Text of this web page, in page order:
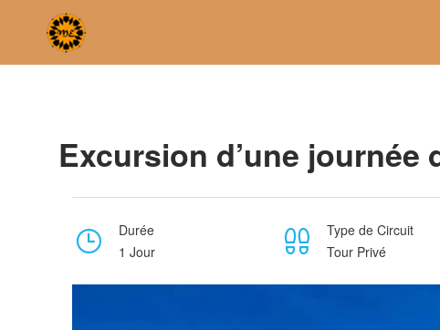
Home
Excursion d’une journée
Durée
1 Jour
Type de Circuit
Tour Privé